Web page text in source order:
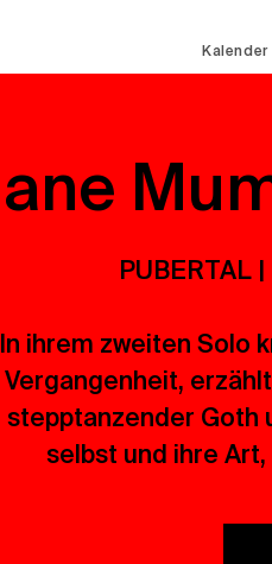
Kalender
PUBERTAL
In ihrem zweiten Solo
Vergangenheit,
stepptanzender Goth
selbst und ihre